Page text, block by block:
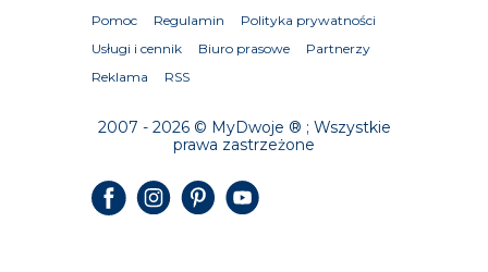
Pomoc Regulamin
Polityka prywatności
Usługi i cennik
Biuro prasowe
Partnerzy
Reklama
RSS
2007 - 2026 © MyDwoje ® ; Wszystkie
prawa zastrzeżone